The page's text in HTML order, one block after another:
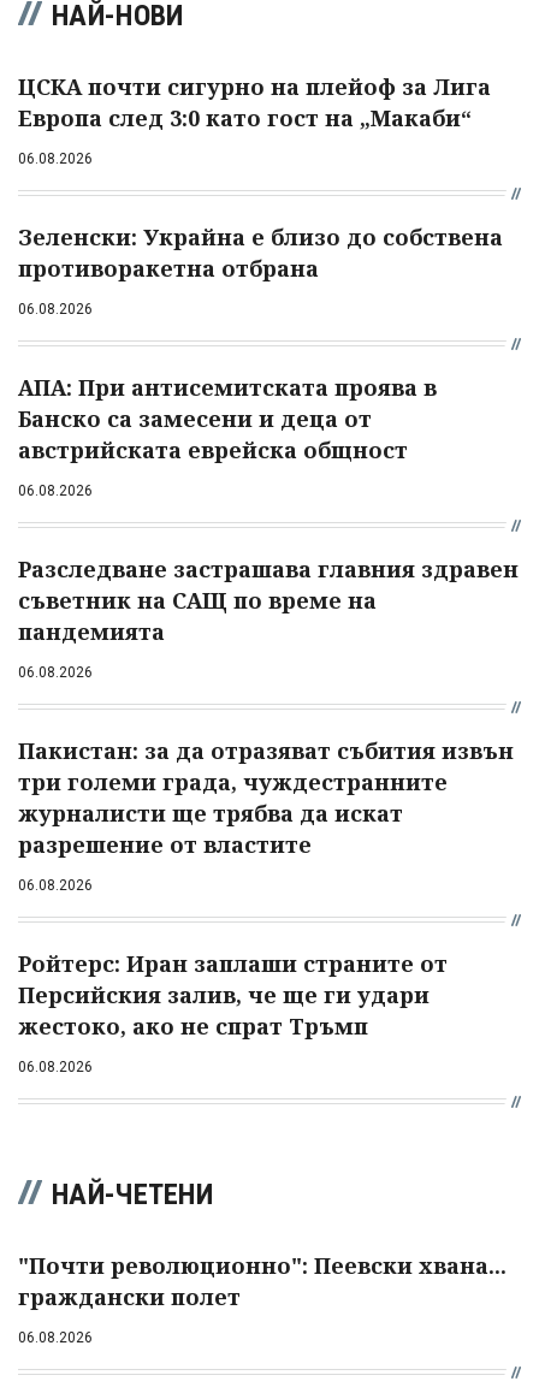
НАЙ-НОВИ
ЦСКА почти сигурно на плейоф за Лига
Европа след 3:0 като гост на „Макаби“
06.08.2026
Зеленски: Украйна е близо до собствена
противоракетна отбрана
06.08.2026
АПА: При антисемитската проява в
Банско са замесени и деца от
австрийската еврейска общност
06.08.2026
Разследване застрашава главния здравен
съветник на САЩ по време на
пандемията
06.08.2026
Пакистан: за да отразяват събития извън
три големи града, чуждестранните
журналисти ще трябва да искат
разрешение от властите
06.08.2026
Ройтерс: Иран заплаши страните от
Персийския залив, че ще ги удари
жестоко, ако не спрат Тръмп
06.08.2026
НАЙ-ЧЕТЕНИ
"Почти революционно": Пеевски хвана...
граждански полет
06.08.2026